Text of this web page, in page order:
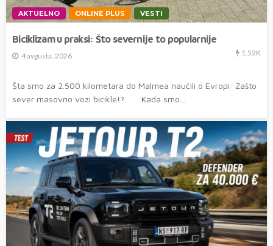
AKTUELNO ONLINE PLUS VESTI
Biciklizam u praksi: Što severnije to popularnije
4 avgusta, 2026 1.52K
Šta smo za 2.500 kilometara do Malmea naučili o Evropi: Zašto
sever masovno vozi bicikle!? Kada smo...